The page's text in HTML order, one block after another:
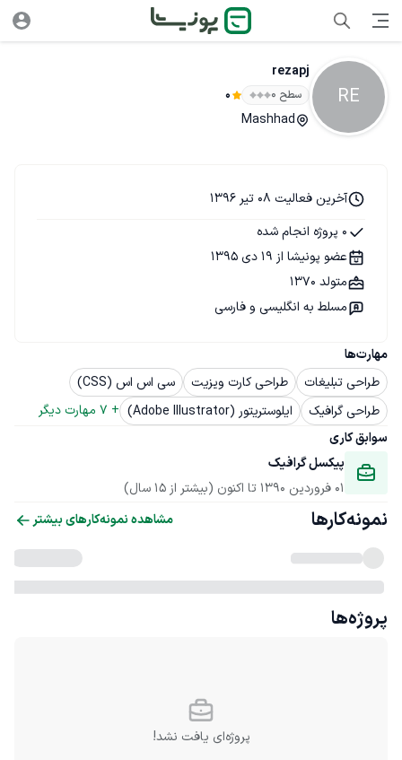
RE
rezapj
سطح ۰ 0
Mashhad
مهارت‌ها
طراحی تبلیغات
طراحی کارت ویزیت
سی اس اس (CSS)
طراحی گرافیک
ایلوستریتور (Adobe Illustrator) +
7 مهارت دیگر
سوابق کاری
پیکسل گرافیک
01 فروردین 1390
تا اکنون (بیشتر از 15 سال)
آخرین فعالیت 08 تیر 1396
0 پروژه انجام شده
عضو پونیشا از 19 دی 1395
متولد 1370
مسلط به انگلیسی و فارسی
نمونه‌کارها مشاهده نمونه‌کارهای بیشتر
پروژه‌ها
پروژه‌ای یافت نشد!